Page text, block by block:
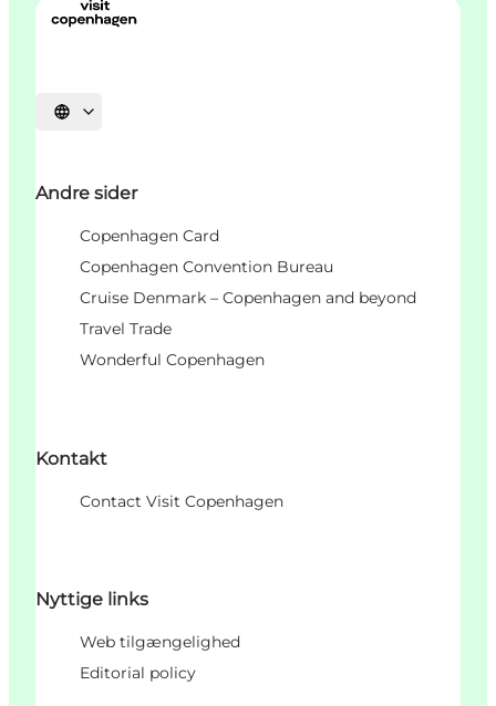
Select language
Andre sider
Copenhagen Card
Copenhagen Convention Bureau
Cruise Denmark – Copenhagen and beyond
Travel Trade
Wonderful Copenhagen
Kontakt
Contact Visit Copenhagen
Nyttige links
Web tilgængelighed
Editorial policy